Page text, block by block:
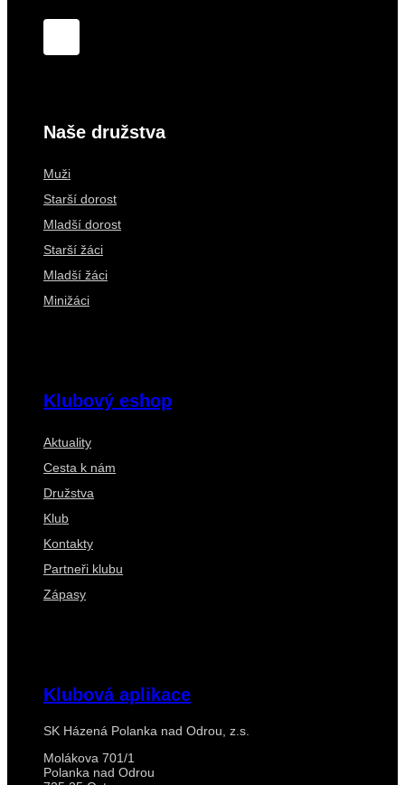
Naše družstva
Muži
Starší dorost
Mladší dorost
Starší žáci
Mladší žáci
Minižáci
Klubový eshop
Aktuality
Cesta k nám
Družstva
Klub
Kontakty
Partneři klubu
Zápasy
Klubová aplikace
SK Házená Polanka nad Odrou, z.s.
Molákova 701/1
Polanka nad Odrou